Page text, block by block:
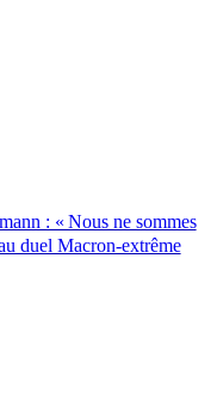
: « Nous ne sommes
duel Macron-extrême